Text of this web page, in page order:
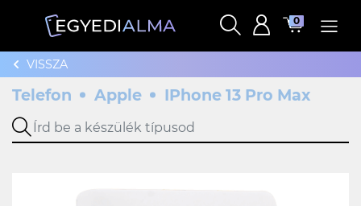
0
VISSZA
Telefon Apple IPhone 13 Pro Max